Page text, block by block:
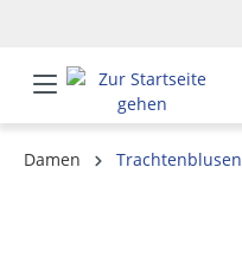
Damen
Trachtenblusen